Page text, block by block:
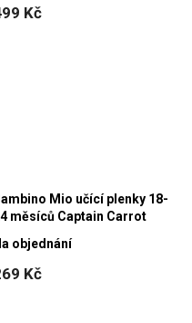
Kč
Mio učící plenky 18-
měsíců Captain Carrot
Kč
objednání